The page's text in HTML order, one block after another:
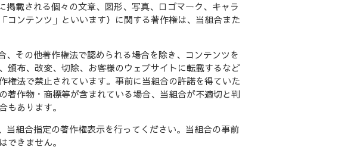
載される個々の文章、図形、写真、ロゴマーク、キャラ
コンテンツ」といいます）に関する著作権は、当組合また
その他著作権法で認められる場合を除き、コンテンツを
頒布、改変、切除、お客様のウェブサイトに転載するなど
権法で禁止されています。事前に当組合の許諾を得ていた
著作物・商標等が含まれている場合、当組合が不適切と判
もあります。
当組合指定の著作権表示を行ってください。当組合の事前
できません。